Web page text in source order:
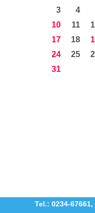
3
4
10
11
17
18
24
25
31
Tel.: 0234-67661,